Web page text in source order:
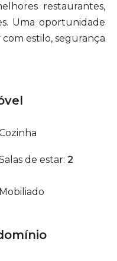
restaurantes,
Uma oportunidade
estilo, segurança
de estar: 2
Mobiliado